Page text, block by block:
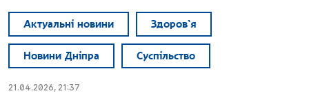
Актуальні новини Здоров`я
Новини Дніпра Суспільство
21.04.2026, 21:37